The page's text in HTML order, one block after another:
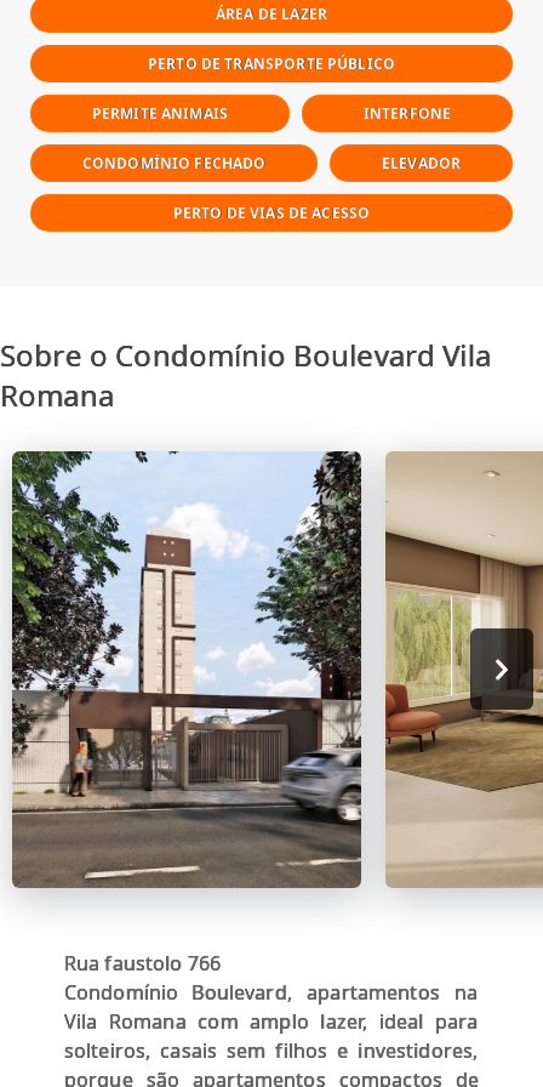
ÁREA DE LAZER
PERTO DE TRANSPORTE PÚBLICO
PERMITE ANIMAIS INTERFONE
CONDOMÍNIO FECHADO ELEVADOR
PERTO DE VIAS DE ACESSO
Sobre o Condomínio Boulevard Vila
Romana
Rua faustolo 766
Condomínio Boulevard, apartamentos na
Vila Romana com amplo lazer, ideal para
solteiros, casais sem filhos e investidores,
porque são apartamentos compactos de